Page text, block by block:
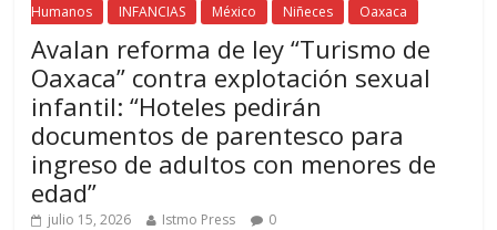
Humanos
INFANCIAS México Niñeces Oaxaca
Avalan reforma de ley “Turismo de
Oaxaca” contra explotación sexual
infantil: “Hoteles pedirán
documentos de parentesco para
ingreso de adultos con menores de
edad”
julio 15, 2026 Istmo Press 0